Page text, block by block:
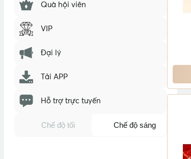
Quà hội viên
VIP
Đại lý
Tải APP
Hỗ trợ trực tuyến
Chế độ tối Chế độ sáng